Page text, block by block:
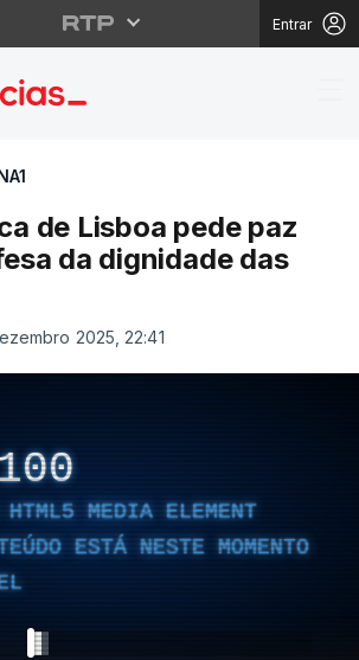
Entrar
de
de Lisboa pede paz
da dignidade das
2025, 22:41
HTML5 MEDIA ELEMENT
ESTÁ NESTE MOMENTO